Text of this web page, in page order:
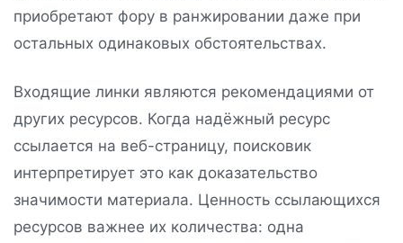
приобретают фору в ранжировании даже при
остальных одинаковых обстоятельствах.
Входящие линки являются рекомендациями от
других ресурсов. Когда надёжный ресурс
ссылается на веб-страницу, поисковик
интерпретирует это как доказательство
значимости материала. Ценность ссылающихся
ресурсов важнее их количества: одна